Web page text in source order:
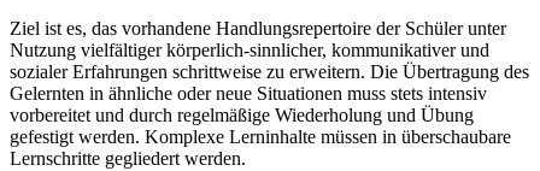
Ziel ist es, das vorhandene Handlungsrepertoire der Schüler unter
Nutzung vielfältiger körperlich-sinnlicher, kommunikativer und
sozialer Erfahrungen schrittweise zu erweitern. Die Übertragung des
Gelernten in ähnliche oder neue Situationen muss stets intensiv
vorbereitet und durch regelmäßige Wiederholung und Übung
gefestigt werden. Komplexe Lerninhalte müssen in überschaubare
Lernschritte gegliedert werden.